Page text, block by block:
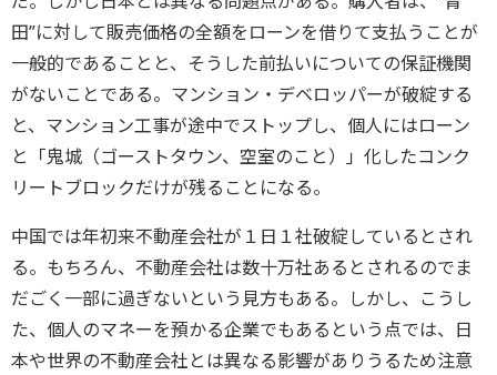
田”に対して販売価格の全額をローンを借りて支払うことが
一般的であることと、そうした前払いについての保証機関
がないことである。マンション・デベロッパーが破綻する
と、マンション工事が途中でストップし、個人にはローン
と「鬼城（ゴーストタウン、空室のこと）」化したコンク
リートブロックだけが残ることになる。
中国では年初来不動産会社が１日１社破綻しているとされ
る。もちろん、不動産会社は数十万社あるとされるのでま
だごく一部に過ぎないという見方もある。しかし、こうし
た、個人のマネーを預かる企業でもあるという点では、日
本や世界の不動産会社とは異なる影響がありうるため注意